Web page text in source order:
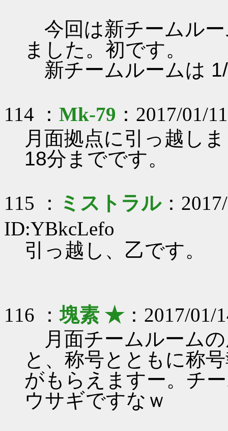
今回は新チームル
ました。初です。
新チームルームは
114 ： Mk-79 ：2017/01/
月面拠点に引っ越し
18分までです。
115 ： ミストラル：
ID:YBkcLefo
引っ越し、乙です。
116 ：塊素 ★：2017/01/
月面チームルーム
と、称号とともに称
がもらえますー。チ
ウサギですなｗ